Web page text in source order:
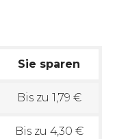
Sie sparen
Bis zu 1,79 €
Bis zu 4,30 €